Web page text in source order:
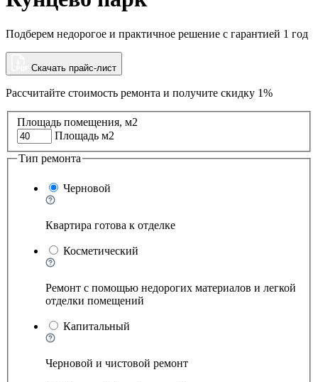
Подберем недорогое и практичное решение с гарантией 1 год
Скачать прайс-лист
Рассчитайте стоимость ремонта и получите скидку 1%
Площадь помещения, м2
Площадь м2
Тип ремонта
Черновой
Квартира готова к отделке
Косметический
Ремонт с помощью недорогих материалов и легкой
отделки помещений
Капитальный
Черновой и чистовой ремонт